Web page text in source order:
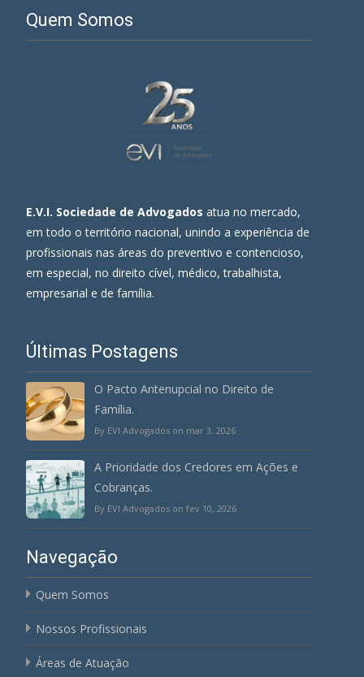
Quem Somos
E.V.I. Sociedade de Advogados atua no mercado,
em todo o território nacional, unindo a experiência de
profissionais nas áreas do preventivo e contencioso,
em especial, no direito cível, médico, trabalhista,
empresarial e de família.
Últimas Postagens
O Pacto Antenupcial no Direito de
Família.
By EVI Advogados on mar 3, 2026
A Prioridade dos Credores em Ações e
Cobranças.
By EVI Advogados on fev 10, 2026
Navegação
Quem Somos
Nossos Profissionais
Áreas de Atuação